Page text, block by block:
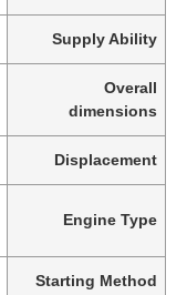
Supply Ability
Overall
dimensions
Displacement
Engine Type
Starting Method